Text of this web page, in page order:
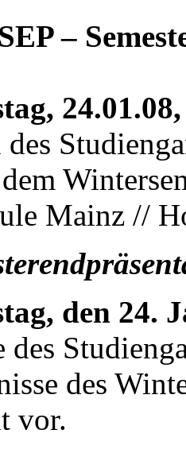
–
des
Mainz //
den 24.
des
des
vor.